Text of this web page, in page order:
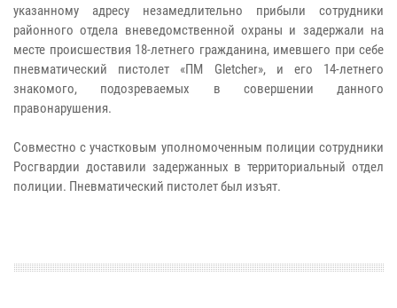
указанному адресу незамедлительно прибыли сотрудники
районного отдела вневедомственной охраны и задержали на
месте происшествия 18-летнего гражданина, имевшего при себе
пневматический пистолет «ПМ Gletcher», и его 14-летнего
знакомого, подозреваемых в совершении данного
правонарушения.
Совместно с участковым уполномоченным полиции сотрудники
Росгвардии доставили задержанных в территориальный отдел
полиции. Пневматический пистолет был изъят.​​​​​​​